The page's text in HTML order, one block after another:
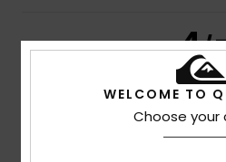
4/
WELCOME TO
Choose your